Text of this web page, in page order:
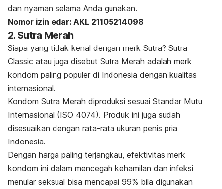
dan nyaman selama Anda gunakan.
Nomor izin edar: AKL 21105214098
2. Sutra Merah
Siapa yang tidak kenal dengan merk Sutra? Sutra
Classic atau juga disebut Sutra Merah adalah merk
kondom paling populer di Indonesia dengan kualitas
internasional.
Kondom Sutra Merah diproduksi sesuai Standar Mutu
Internasional (ISO 4074). Produk ini juga sudah
disesuaikan dengan rata-rata ukuran penis pria
Indonesia.
Dengan harga paling terjangkau, efektivitas merk
kondom ini dalam mencegah kehamilan dan infeksi
menular seksual bisa mencapai 99% bila digunakan